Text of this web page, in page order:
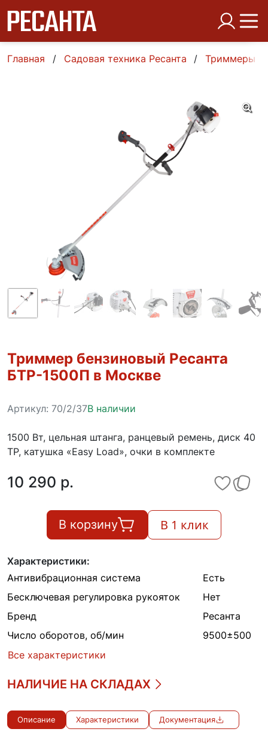
Главная Садовая техника Ресанта Триммеры
Триммер бензиновый Ресанта
БТР-1500П в Москве
Артикул: 70/2/37В наличии
1500 Вт, цельная штанга, ранцевый ремень, диск 40
ТР, катушка «Easy Load», очки в комплекте
10 290 p.
В корзину В 1 клик
Характеристики:
Антивибрационная система
Есть
Бесключевая регулировка рукояток
Нет
Бренд
Ресанта
Число оборотов, об/мин
9500±500
Все характеристики
НАЛИЧИЕ НА СКЛАДАХ
Описание Характеристики Документация